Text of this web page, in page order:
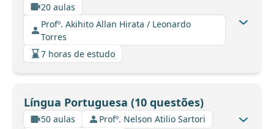
20 aulas
Profº. Akihito Allan Hirata / Leonardo
Torres
7 horas de estudo
Língua Portuguesa (10 questões)
50 aulas
Profº. Nelson Atilio Sartori